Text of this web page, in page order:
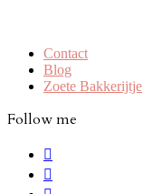
Contact
Blog
Zoete Bakkerijtje
Follow me